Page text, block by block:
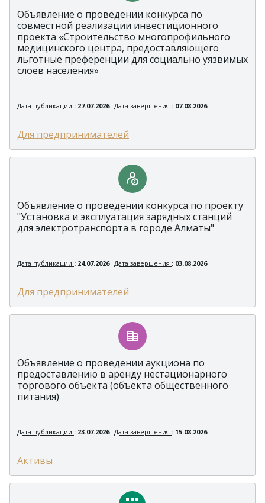
Объявление о проведении конкурса по
совместной реализации инвестиционного
проекта «Строительство многопрофильного
медицинского центра, предоставляющего
льготные преференции для социально уязвимых
слоев населения»
Дата публикации : 27.07.2026 Дата завершения : 07.08.2026
Для предпринимателей
Объявление о проведении конкурса по проекту
"Установка и эксплуатация зарядных станций
для электротранспорта в городе Алматы"
Дата публикации : 24.07.2026 Дата завершения : 03.08.2026
Для предпринимателей
Объявление о проведении аукциона по
предоставлению в аренду нестационарного
торгового объекта (объекта общественного
питания)
Дата публикации : 23.07.2026 Дата завершения : 15.08.2026
Активы